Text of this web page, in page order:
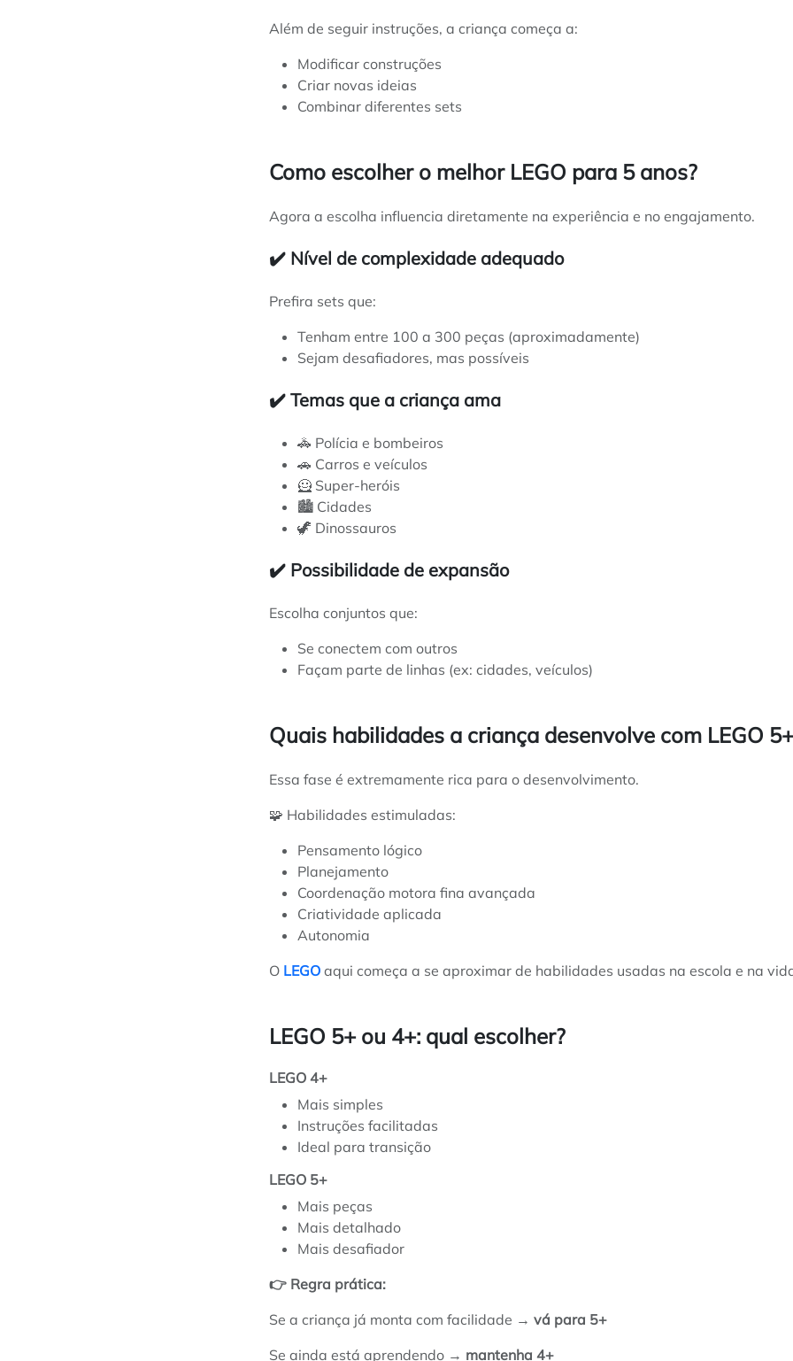
Além de seguir instruções, a criança começa a:
Modificar construções
Criar novas ideias
Combinar diferentes sets
Como escolher o melhor LEGO para 5 anos?
Agora a escolha influencia diretamente na experiência e no engajamento.
✔️ Nível de complexidade adequado
Prefira sets que:
Tenham entre 100 a 300 peças (aproximadamente)
Sejam desafiadores, mas possíveis
✔️ Temas que a criança ama
🚓 Polícia e bombeiros
🚗 Carros e veículos
🦸 Super-heróis
🏙️ Cidades
🦖 Dinossauros
✔️ Possibilidade de expansão
Escolha conjuntos que:
Se conectem com outros
Façam parte de linhas (ex: cidades, veículos)
Quais habilidades a criança desenvolve com LEGO
Essa fase é extremamente rica para o desenvolvimento.
🧩 Habilidades estimuladas:
Pensamento lógico
Planejamento
Coordenação motora fina avançada
Criatividade aplicada
Autonomia
O LEGO aqui começa a se aproximar de habilidades usadas na escola e na
LEGO 5+ ou 4+: qual escolher?
LEGO 4+
Mais simples
Instruções facilitadas
Ideal para transição
LEGO 5+
Mais peças
Mais detalhado
Mais desafiador
👉 Regra prática:
Se a criança já monta com facilidade → vá para 5+
Se ainda está aprendendo → mantenha 4+